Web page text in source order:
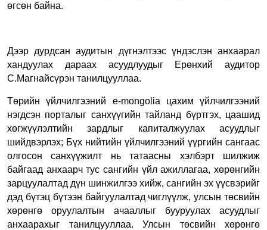
өгсөн байна.
Дээр дурдсан аудитын дүгнэлтээс үндэслэн анхаарал
хандуулах дараах асуудлуудыг Ерөнхий аудитор
С.Магнайсүрэн танилцууллаа.
Төрийн үйлчилгээний e-mongolia цахим үйлчилгээний
нэгдсэн порталыг санхүүгийн тайланд бүртгэх, цаашид
хөгжүүлэлтийн зардлыг капиталжуулах асуудлыг
шийдвэрлэх; Бүх нийтийн үйлчилгээний үүргийн сангаас
олгосон санхүүжилт нь татаасны хэлбэрт шилжиж
байгаад анхаарч тус сангийн үйл ажиллагаа, хөрөнгийн
зарцуулалтад дүн шинжилгээ хийж, сангийн эх үүсвэрийг
дэд бүтэц бүтээн байгуулалтад чиглүүлж, улсын төсвийн
хөрөнгө оруулалтын ачааллыг бууруулах асуудлыг
анхаарахыг танилцууллаа. Улсын төсвийн хөрөнгө